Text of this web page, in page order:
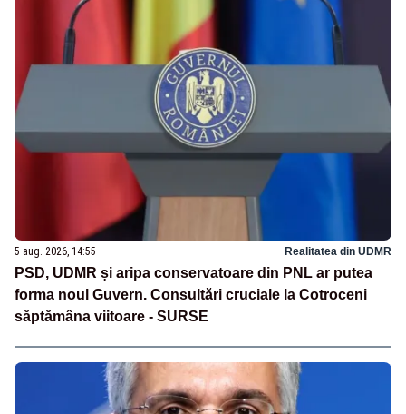
5 aug. 2026, 14:55 Realitatea din UDMR
PSD, UDMR și aripa conservatoare din PNL ar putea
forma noul Guvern. Consultări cruciale la Cotroceni
săptămâna viitoare - SURSE